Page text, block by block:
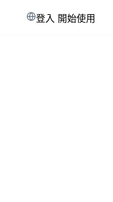
登入 開始使用